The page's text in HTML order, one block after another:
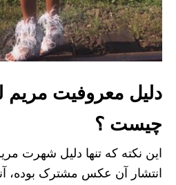
دلیل معروفیت مریم
چیست ؟
این نکته که تنها دلیل شهرت مریم
انتشار آن عکس مشترک بوده،